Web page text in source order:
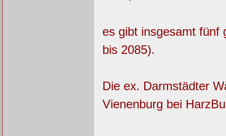
es gibt insgesamt fünf
bis 2085).
Die ex. Darmstädter
Vienenburg bei